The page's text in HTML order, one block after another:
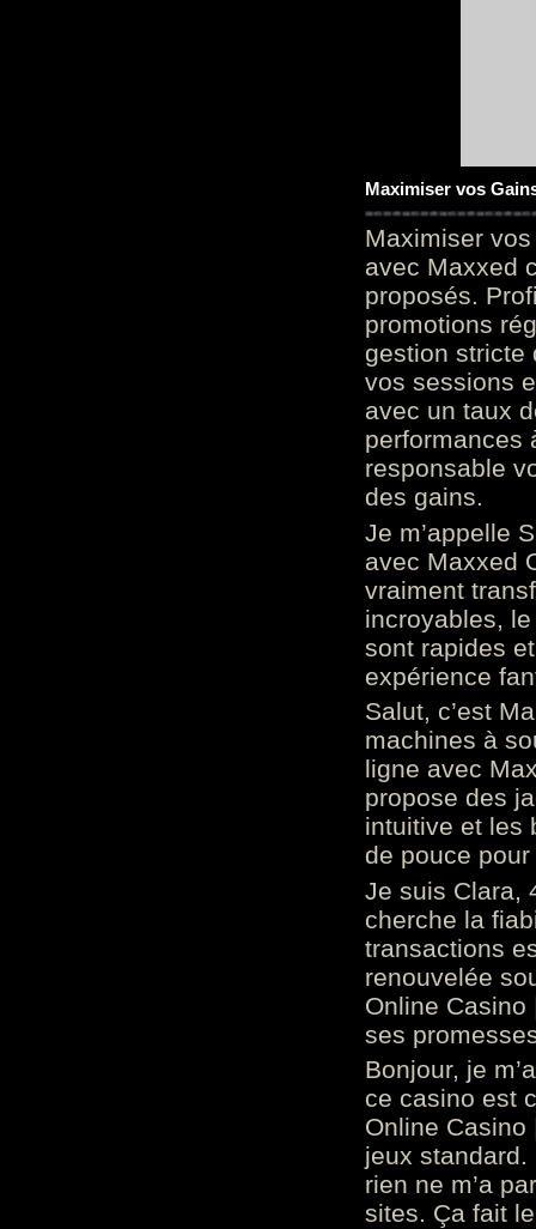
Maximiser vos
Maximiser
avec Maxxed
proposés.
promotions
gestion stricte
vos sessions
avec un taux
performances
responsable
des gains.
Je m’appelle
avec Maxxed
vraiment
incroyables,
sont rapides
expérience
Salut, c’est
machines à
ligne avec
propose des
intuitive et les
de pouce
Je suis Clara,
cherche la
transactions
renouvelée
Online
ses
Bonjour, je
ce casino est
Online
jeux standard.
rien ne m’a
sites. Ça fait